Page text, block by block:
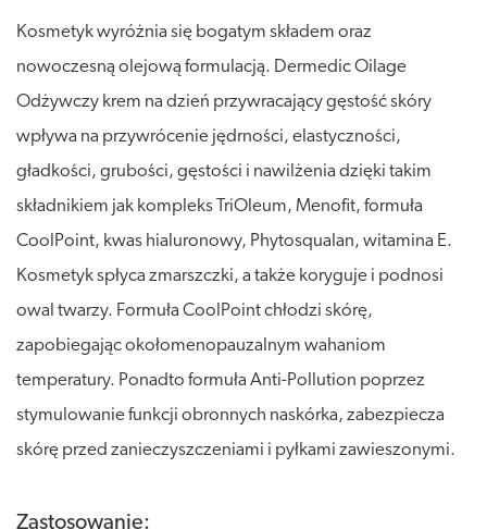
Kosmetyk wyróżnia się bogatym składem oraz
nowoczesną olejową formulacją. Dermedic Oilage
Odżywczy krem na dzień przywracający gęstość skóry
wpływa na przywrócenie jędrności, elastyczności,
gładkości, grubości, gęstości i nawilżenia dzięki takim
składnikiem jak kompleks TriOleum, Menofit, formuła
CoolPoint, kwas hialuronowy, Phytosqualan, witamina E.
Kosmetyk spłyca zmarszczki, a także koryguje i podnosi
owal twarzy. Formuła CoolPoint chłodzi skórę,
zapobiegając okołomenopauzalnym wahaniom
temperatury. Ponadto formuła Anti-Pollution poprzez
stymulowanie funkcji obronnych naskórka, zabezpiecza
skórę przed zanieczyszczeniami i pyłkami zawieszonymi.
Zastosowanie: